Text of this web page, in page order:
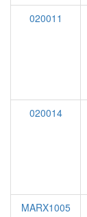
020011
020014
MARX1005